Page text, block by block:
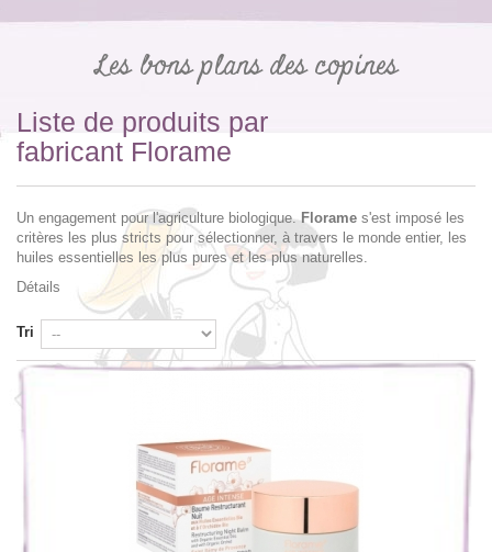
Les bons plans des copines
Liste de produits par
fabricant Florame
Un engagement pour l'agriculture biologique.Florame s'est imposé les
critères les plus stricts pour sélectionner, à travers le monde entier, les
huiles essentielles les plus pures et les plus naturelles.
Détails
Tri